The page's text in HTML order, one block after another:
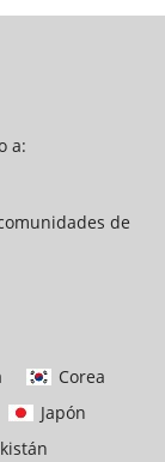
a:
de
Corea
Japón